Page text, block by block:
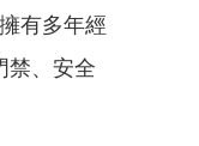
有多年經
禁、安全